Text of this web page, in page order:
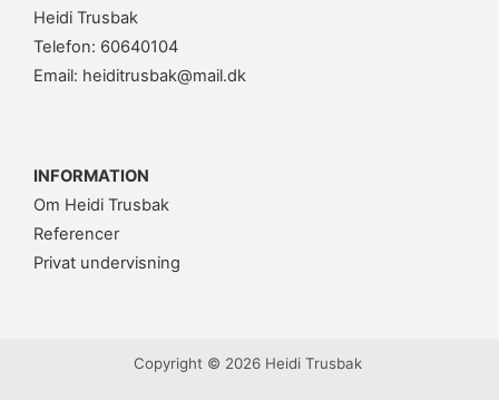
Heidi Trusbak
Telefon: 60640104
Email: heiditrusbak@mail.dk
INFORMATION
Om Heidi Trusbak
Referencer
Privat undervisning
Copyright © 2026 Heidi Trusbak